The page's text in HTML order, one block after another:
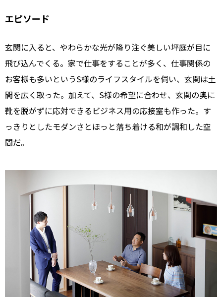
エピソード
玄関に入ると、やわらかな光が降り注ぐ美しい坪庭が目に
飛び込んでくる。家で仕事をすることが多く、仕事関係の
お客様も多いというS様のライフスタイルを伺い、玄関は土
間を広く取った。加えて、S様の希望に合わせ、玄関の奥に
靴を脱がずに応対できるビジネス用の応接室も作った。す
っきりとしたモダンさとほっと落ち着ける和が調和した空
間だ。